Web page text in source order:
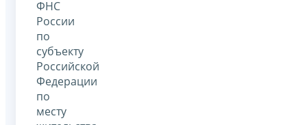
ФНС
России
по
субъекту
Российской
Федерации
по
месту